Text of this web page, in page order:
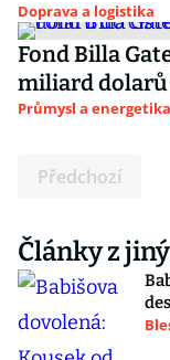
Doprava a logistika
Fond Billa
miliard dolarů
Průmysl a energetika
Předchozí
Články z